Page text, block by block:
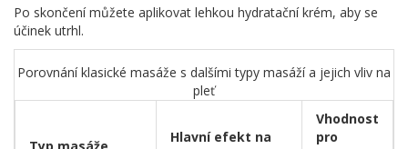
Po skončení můžete aplikovat lehkou hydratační krém, aby se
účinek utrhl.
Porovnání klasické masáže s dalšími typy masáží a jejich vliv na
pleť
Hlavní efekt na
Vhodnost
pro